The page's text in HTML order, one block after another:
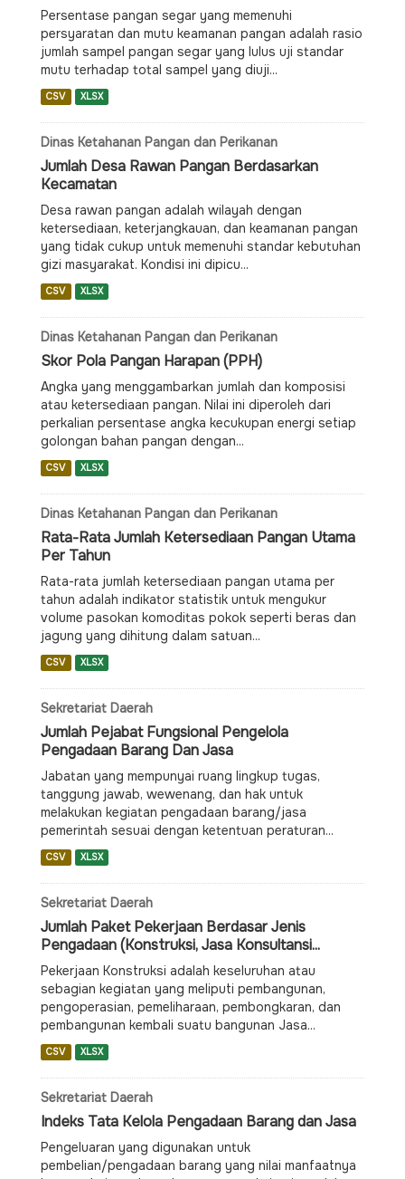
Persentase pangan segar yang memenuhi
persyaratan dan mutu keamanan pangan adalah rasio
jumlah sampel pangan segar yang lulus uji standar
mutu terhadap total sampel yang diuji...
CSV XLSX
Dinas Ketahanan Pangan dan Perikanan
Jumlah Desa Rawan Pangan Berdasarkan
Kecamatan
Desa rawan pangan adalah wilayah dengan
ketersediaan, keterjangkauan, dan keamanan pangan
yang tidak cukup untuk memenuhi standar kebutuhan
gizi masyarakat. Kondisi ini dipicu...
CSV XLSX
Dinas Ketahanan Pangan dan Perikanan
Skor Pola Pangan Harapan (PPH)
Angka yang menggambarkan jumlah dan komposisi
atau ketersediaan pangan. Nilai ini diperoleh dari
perkalian persentase angka kecukupan energi setiap
golongan bahan pangan dengan...
CSV XLSX
Dinas Ketahanan Pangan dan Perikanan
Rata-Rata Jumlah Ketersediaan Pangan Utama
Per Tahun
Rata-rata jumlah ketersediaan pangan utama per
tahun adalah indikator statistik untuk mengukur
volume pasokan komoditas pokok seperti beras dan
jagung yang dihitung dalam satuan...
CSV XLSX
Sekretariat Daerah
Jumlah Pejabat Fungsional Pengelola
Pengadaan Barang Dan Jasa
Jabatan yang mempunyai ruang lingkup tugas,
tanggung jawab, wewenang, dan hak untuk
melakukan kegiatan pengadaan barang/jasa
pemerintah sesuai dengan ketentuan peraturan...
CSV XLSX
Sekretariat Daerah
Jumlah Paket Pekerjaan Berdasar Jenis
Pengadaan (Konstruksi, Jasa Konsultansi...
Pekerjaan Konstruksi adalah keseluruhan atau
sebagian kegiatan yang meliputi pembangunan,
pengoperasian, pemeliharaan, pembongkaran, dan
pembangunan kembali suatu bangunan Jasa...
CSV XLSX
Sekretariat Daerah
Indeks Tata Kelola Pengadaan Barang dan Jasa
Pengeluaran yang digunakan untuk
pembelian/pengadaan barang yang nilai manfaatnya